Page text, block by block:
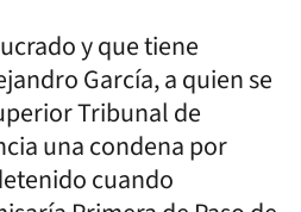
y que tiene
García, a quien se
Tribunal de
una condena por
cuando